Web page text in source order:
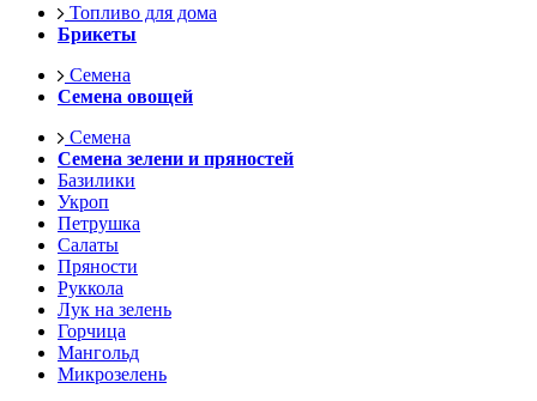
Топливо для дома
Брикеты
Семена
Семена овощей
Семена
Семена зелени и пряностей
Базилики
Укроп
Петрушка
Салаты
Пряности
Руккола
Лук на зелень
Горчица
Мангольд
Микрозелень